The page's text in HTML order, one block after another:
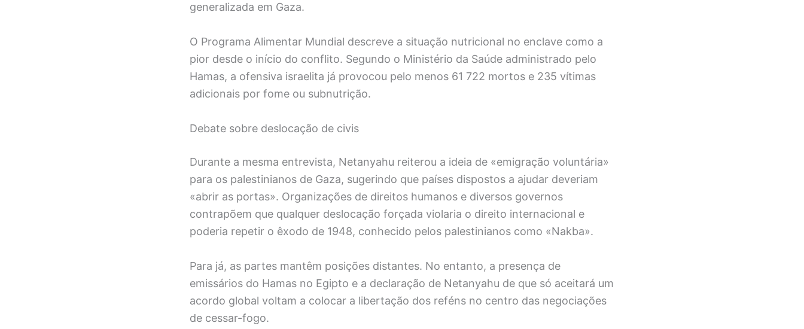
generalizada em Gaza.
O Programa Alimentar Mundial descreve a situação nutricional no enclave como a
pior desde o início do conflito. Segundo o Ministério da Saúde administrado pelo
Hamas, a ofensiva israelita já provocou pelo menos 61 722 mortos e 235 vítimas
adicionais por fome ou subnutrição.
Debate sobre deslocação de civis
Durante a mesma entrevista, Netanyahu reiterou a ideia de «emigração voluntária»
para os palestinianos de Gaza, sugerindo que países dispostos a ajudar deveriam
«abrir as portas». Organizações de direitos humanos e diversos governos
contrapõem que qualquer deslocação forçada violaria o direito internacional e
poderia repetir o êxodo de 1948, conhecido pelos palestinianos como «Nakba».
Para já, as partes mantêm posições distantes. No entanto, a presença de
emissários do Hamas no Egipto e a declaração de Netanyahu de que só aceitará um
acordo global voltam a colocar a libertação dos reféns no centro das negociações
de cessar-fogo.